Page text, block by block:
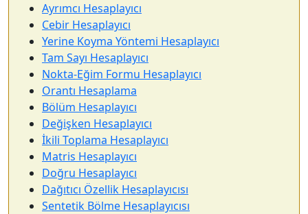
Ayrımcı Hesaplayıcı
Cebir Hesaplayıcı
Yerine Koyma Yöntemi Hesaplayıcı
Tam Sayı Hesaplayıcı
Nokta-Eğim Formu Hesaplayıcı
Orantı Hesaplama
Bölüm Hesaplayıcı
Değişken Hesaplayıcı
İkili Toplama Hesaplayıcı
Matris Hesaplayıcı
Doğru Hesaplayıcı
Dağıtıcı Özellik Hesaplayıcısı
Sentetik Bölme Hesaplayıcısı